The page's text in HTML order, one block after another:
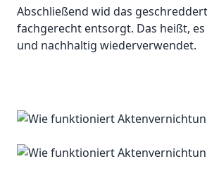
Abschließend wid das
fachgerecht entsorgt. Das heißt,
und nachhaltig wiederverwendet.